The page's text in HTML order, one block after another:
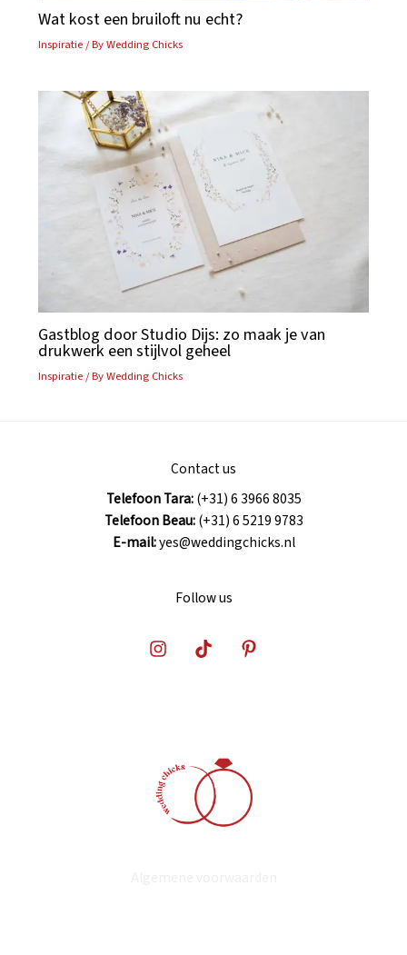
Wat kost een bruiloft nu echt?
Inspiratie/ ByWedding Chicks
Gastblog door Studio Dijs: zo maak je van
drukwerk een stijlvol geheel
Inspiratie/ ByWedding Chicks
Contact us
Telefoon Tara:(+31) 6 3966 8035
Telefoon Beau:(+31) 6 5219 9783
E-mail:yes@weddingchicks.nl
Follow us